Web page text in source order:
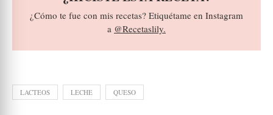
¿Cómo te fue con mis recetas? Etiquétame en Instagram
a @Recetaslily.
LACTEOS LECHE QUESO